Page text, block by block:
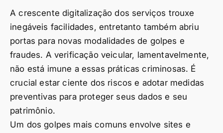
A crescente digitalização dos serviços trouxe
inegáveis facilidades, entretanto também abriu
portas para novas modalidades de golpes e
fraudes. A verificação veicular, lamentavelmente,
não está imune a essas práticas criminosas. É
crucial estar ciente dos riscos e adotar medidas
preventivas para proteger seus dados e seu
patrimônio.
Um dos golpes mais comuns envolve sites e